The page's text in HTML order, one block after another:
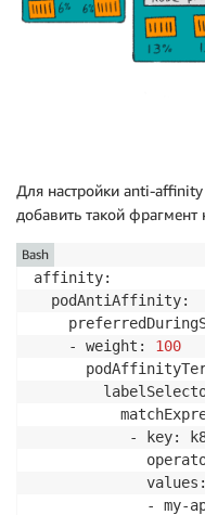
Для настройки anti-
добавить такой
affinity:
  podAntiAffinity:
    - weight:
100
- key:
             values:
- my-
Bash